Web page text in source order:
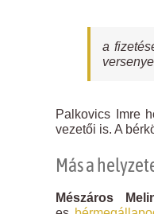
a
Palkovics Imre
vezetői is. A
Más a
Mészáros